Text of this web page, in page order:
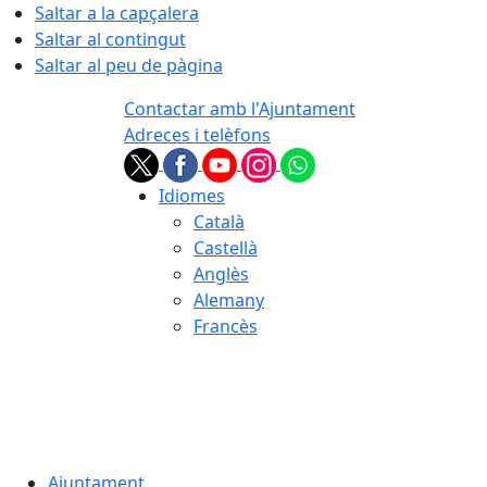
Saltar a la capçalera
Saltar al contingut
Saltar al peu de pàgina
Contactar amb l'Ajuntament
Adreces i telèfons
Idiomes
Català
Castellà
Anglès
Alemany
Francès